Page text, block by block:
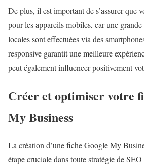
De plus, il est important de s’assurer que
pour les appareils mobiles, car une
locales sont effectuées via des
responsive garantit une meilleure
peut également influencer positivement
Créer et optimiser votre
My Business
La création d’une fiche Google My
étape cruciale dans toute stratégie de